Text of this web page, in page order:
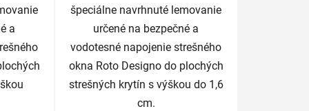
a
špeciálne navrhnuté lemovanie
určené na bezpečné a
vodotesné napojenie strešného
okna Roto Designo do plochých
strešných krytín s výškou do 1,6
cm.